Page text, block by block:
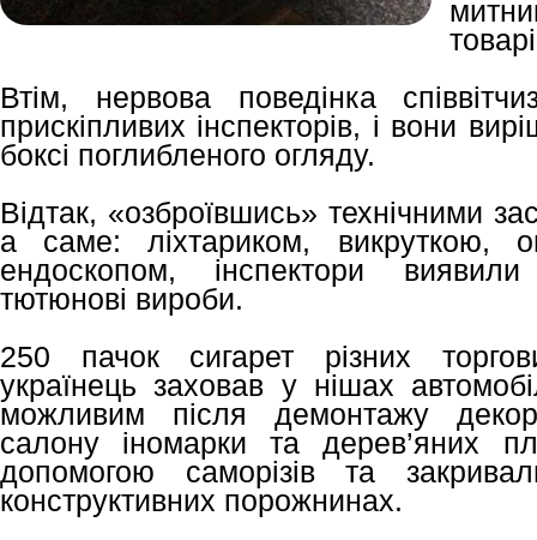
Втім, нервова поведінка
прискіпливих інспекторів, і вони
боксі поглибленого огляду.
Відтак, «озброївшись» технічними
а саме: ліхтариком, викруткою,
ендоскопом, інспектори виявили
тютюнові вироби.
250 пачок сигарет різних
українець заховав у нішах
можливим після демонтажу
салону іномарки та дерев’яних
допомогою саморізів та
конструктивних порожнинах.